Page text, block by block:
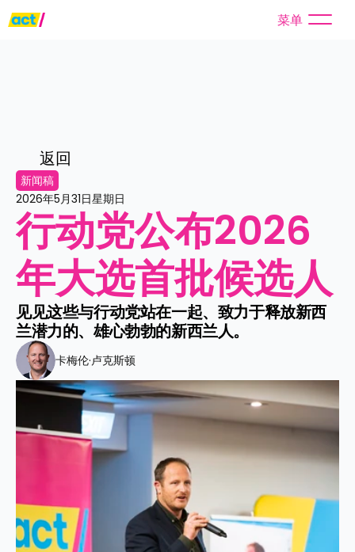
菜单
返回
新闻稿
2026年5月31日星期日
行动党公布2026
年大选首批候选人
见见这些与行动党站在一起、致力于释放新西
兰潜力的、雄心勃勃的新西兰人。
卡梅伦·卢克斯顿